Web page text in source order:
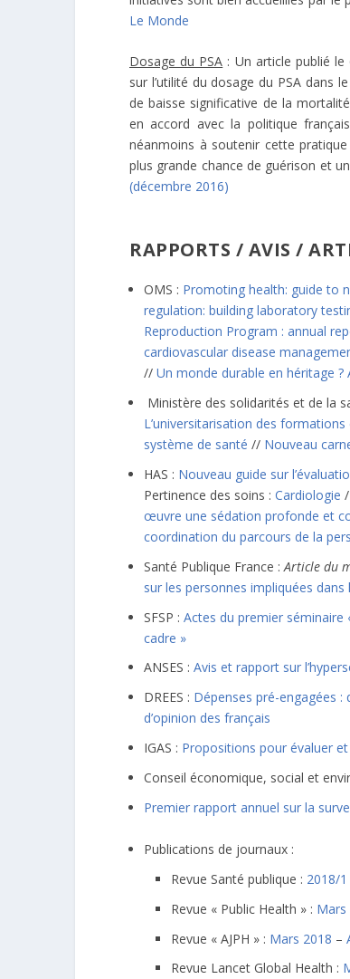
Le Monde
Dosage du PSA : Un article publié
sur l’utilité du dosage du PSA dans
de baisse significative de la
en accord avec la politique
néanmoins à soutenir cette
plus grande chance de guérison et
(décembre 2016)
RAPPORTS / AVIS /
OMS : Promoting health: guide to
regulation: building laboratory
Reproduction Program : annual
cardiovascular disease
// Un monde durable en héritage
Ministère des solidarités et de la
L’universitarisation des formations
système de santé // Nouveau
HAS : Nouveau guide sur
Pertinence des soins : Cardiologie /
œuvre une sédation profonde et
coordination du parcours de la
Santé Publique France : Article du
sur les personnes impliquées
SFSP : Actes du premier séminaire
cadre »
ANSES : Avis et rapport sur
DREES : Dépenses pré-engagées :
d’opinion des français
IGAS : Propositions pour évaluer
Conseil économique, social et
Premier rapport annuel sur la
Publications de journaux :
Revue Santé publique : 2018/1
Revue « Public Health » : Mars
Revue « AJPH » : Mars 2018 –
Revue Lancet Global Health :